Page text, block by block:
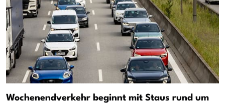
Wochenendverkehr beginnt mit Staus rund um